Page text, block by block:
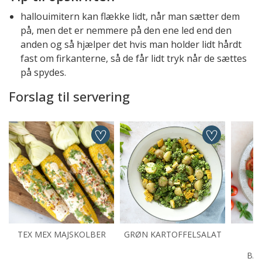
hallouimitern kan flække lidt, når man sætter dem
på, men det er nemmere på den ene led end den
anden og så hjælper det hvis man holder lidt hårdt
fast om firkanterne, så de får lidt tryk når de sættes
på spydes.
Forslag til servering
TEX MEX MAJSKOLBER GRØN KARTOFFELSALAT